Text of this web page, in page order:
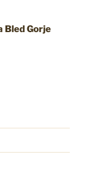
Bled Gorje